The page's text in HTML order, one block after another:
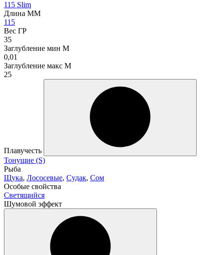
115 Slim
Длина ММ
115
Вес ГР
35
Заглубление мин М
0,01
Заглубление макс М
25
Плавучесть
Тонущие (S)
Рыба
Щука, Лососевые, Судак, Сом
Особые свойства
Светящийся
Шумовой эффект